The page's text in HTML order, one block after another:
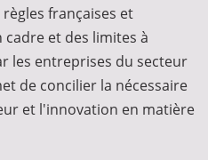
françaises et
et des limites à
les entreprises du secteur
de concilier la nécessaire
et l'innovation en matière